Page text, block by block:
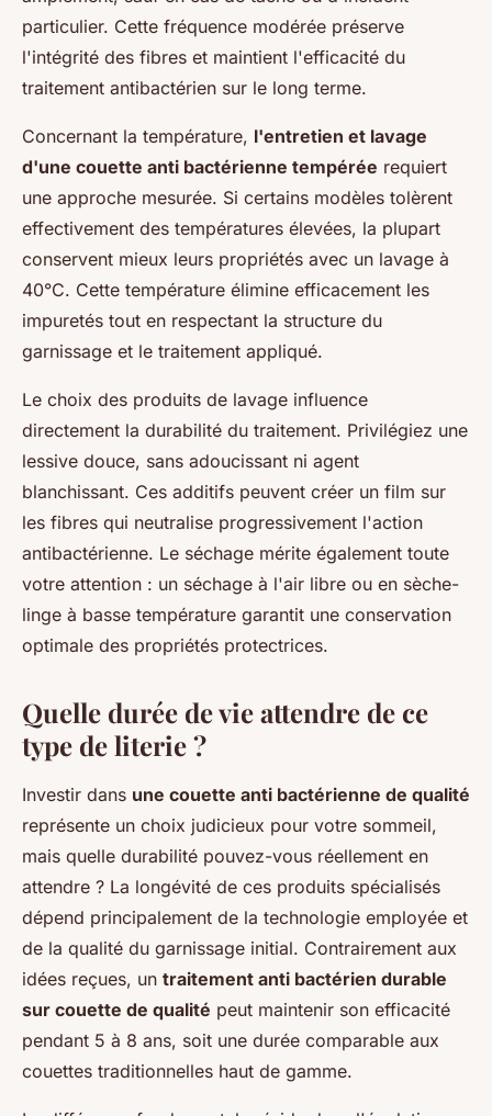
particulier. Cette fréquence modérée préserve
l'intégrité des fibres et maintient l'efficacité du
traitement antibactérien sur le long terme.
Concernant la température, l'entretien et lavage
d'une couette anti bactérienne tempérée requiert
une approche mesurée. Si certains modèles tolèrent
effectivement des températures élevées, la plupart
conservent mieux leurs propriétés avec un lavage à
40°C. Cette température élimine efficacement les
impuretés tout en respectant la structure du
garnissage et le traitement appliqué.
Le choix des produits de lavage influence
directement la durabilité du traitement. Privilégiez une
lessive douce, sans adoucissant ni agent
blanchissant. Ces additifs peuvent créer un film sur
les fibres qui neutralise progressivement l'action
antibactérienne. Le séchage mérite également toute
votre attention : un séchage à l'air libre ou en sèche-
linge à basse température garantit une conservation
optimale des propriétés protectrices.
Quelle durée de vie attendre de ce
type de literie ?
Investir dans une couette anti bactérienne de qualité
représente un choix judicieux pour votre sommeil,
mais quelle durabilité pouvez-vous réellement en
attendre ? La longévité de ces produits spécialisés
dépend principalement de la technologie employée et
de la qualité du garnissage initial. Contrairement aux
idées reçues, un traitement anti bactérien durable
sur couette de qualité peut maintenir son efficacité
pendant 5 à 8 ans, soit une durée comparable aux
couettes traditionnelles haut de gamme.